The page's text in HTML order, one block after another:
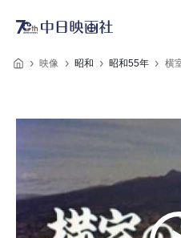
映像 昭和 昭和55年 横